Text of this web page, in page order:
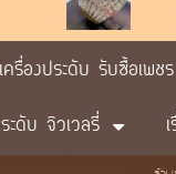
ครื่องประดับ รับซื้อเพชร
ะดับ จิวเวลรี่